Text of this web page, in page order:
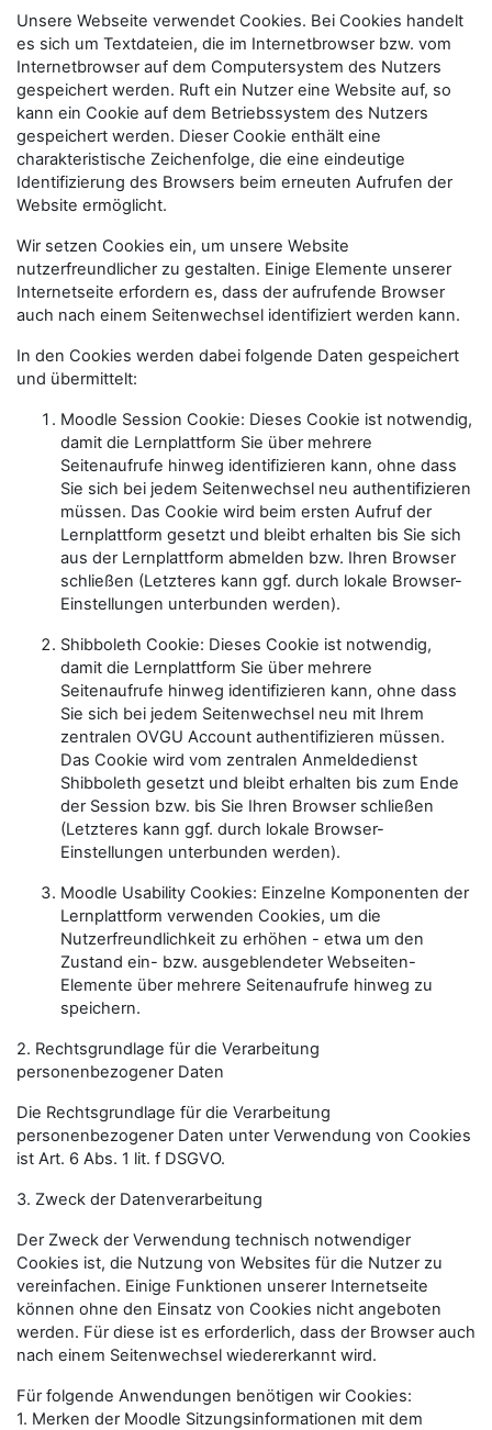
Unsere Webseite verwendet Cookies. Bei Cookies handelt
es sich um Textdateien, die im Internetbrowser bzw. vom
Internetbrowser auf dem Computersystem des Nutzers
gespeichert werden. Ruft ein Nutzer eine Website auf, so
kann ein Cookie auf dem Betriebssystem des Nutzers
gespeichert werden. Dieser Cookie enthält eine
charakteristische Zeichenfolge, die eine eindeutige
Identifizierung des Browsers beim erneuten Aufrufen der
Website ermöglicht.
Wir setzen Cookies ein, um unsere Website
nutzerfreundlicher zu gestalten. Einige Elemente unserer
Internetseite erfordern es, dass der aufrufende Browser
auch nach einem Seitenwechsel identifiziert werden kann.
In den Cookies werden dabei folgende Daten gespeichert
und übermittelt:
Moodle Session Cookie: Dieses Cookie ist notwendig,
damit die Lernplattform Sie über mehrere
Seitenaufrufe hinweg identifizieren kann, ohne dass
Sie sich bei jedem Seitenwechsel neu authentifizieren
müssen. Das Cookie wird beim ersten Aufruf der
Lernplattform gesetzt und bleibt erhalten bis Sie sich
aus der Lernplattform abmelden bzw. Ihren Browser
schließen (Letzteres kann ggf. durch lokale Browser-
Einstellungen unterbunden werden).
Shibboleth Cookie: Dieses Cookie ist notwendig,
damit die Lernplattform Sie über mehrere
Seitenaufrufe hinweg identifizieren kann, ohne dass
Sie sich bei jedem Seitenwechsel neu mit Ihrem
zentralen OVGU Account authentifizieren müssen.
Das Cookie wird vom zentralen Anmeldedienst
Shibboleth gesetzt und bleibt erhalten bis zum Ende
der Session bzw. bis Sie Ihren Browser schließen
(Letzteres kann ggf. durch lokale Browser-
Einstellungen unterbunden werden).
Moodle Usability Cookies: Einzelne Komponenten der
Lernplattform verwenden Cookies, um die
Nutzerfreundlichkeit zu erhöhen - etwa um den
Zustand ein- bzw. ausgeblendeter Webseiten-
Elemente über mehrere Seitenaufrufe hinweg zu
speichern.
2. Rechtsgrundlage für die Verarbeitung
personenbezogener Daten
Die Rechtsgrundlage für die Verarbeitung
personenbezogener Daten unter Verwendung von Cookies
ist Art. 6 Abs. 1 lit. f DSGVO.
3. Zweck der Datenverarbeitung
Der Zweck der Verwendung technisch notwendiger
Cookies ist, die Nutzung von Websites für die Nutzer zu
vereinfachen. Einige Funktionen unserer Internetseite
können ohne den Einsatz von Cookies nicht angeboten
werden. Für diese ist es erforderlich, dass der Browser auch
nach einem Seitenwechsel wiedererkannt wird.
Für folgende Anwendungen benötigen wir Cookies:
1. Merken der Moodle Sitzungsinformationen mit dem